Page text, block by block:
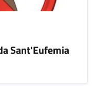
Sant'Eufemia